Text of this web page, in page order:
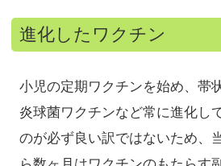
進化したワクチン
小児の定期ワクチンを始め、帯
炎球菌ワクチンなど常に進化し
のが必ず良い訳ではないため、